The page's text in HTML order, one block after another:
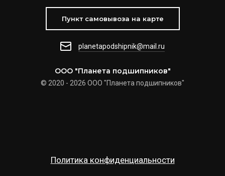
ООО "Планета подшипников"
© 2020 - 2026 ООО "Планета подшипников"
Пункт самовывоза на карте
planetapodshipnik@mail.ru
Политика конфиденциальности